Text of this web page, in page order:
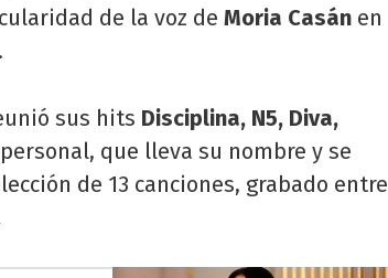
de la voz de Moria Casán en
sus hits Disciplina, N5, Diva,
que lleva su nombre y se
de 13 canciones, grabado entre